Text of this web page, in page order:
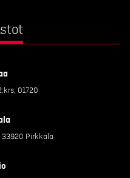
01720
33920 Pirkkala